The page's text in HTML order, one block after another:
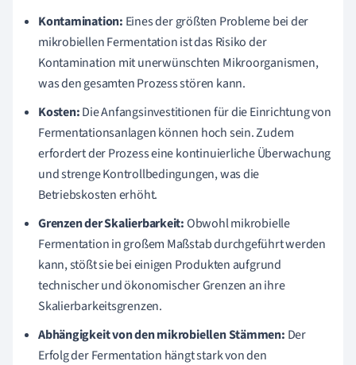
Kontamination: Eines der größten Probleme bei der
mikrobiellen Fermentation ist das Risiko der
Kontamination mit unerwünschten Mikroorganismen,
was den gesamten Prozess stören kann.
Kosten:Die Anfangsinvestitionen für die Einrichtung von
Fermentationsanlagen können hoch sein. Zudem
erfordert der Prozess eine kontinuierliche Überwachung
und strenge Kontrollbedingungen, was die
Betriebskosten erhöht.
Grenzen der Skalierbarkeit:Obwohl mikrobielle
Fermentation in großem Maßstab durchgeführt werden
kann, stößt sie bei einigen Produkten aufgrund
technischer und ökonomischer Grenzen an ihre
Skalierbarkeitsgrenzen.
Abhängigkeit von den mikrobiellen Stämmen: Der
Erfolg der Fermentation hängt stark von den